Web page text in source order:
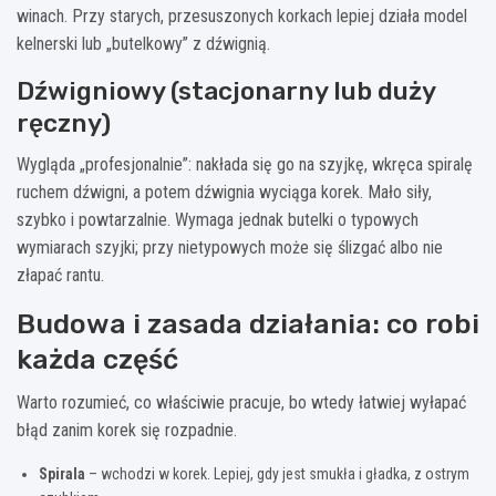
winach. Przy starych, przesuszonych korkach lepiej działa model
kelnerski lub „butelkowy” z dźwignią.
Dźwigniowy (stacjonarny lub duży
ręczny)
Wygląda „profesjonalnie”: nakłada się go na szyjkę, wkręca spiralę
ruchem dźwigni, a potem dźwignia wyciąga korek. Mało siły,
szybko i powtarzalnie. Wymaga jednak butelki o typowych
wymiarach szyjki; przy nietypowych może się ślizgać albo nie
złapać rantu.
Budowa i zasada działania: co robi
każda część
Warto rozumieć, co właściwie pracuje, bo wtedy łatwiej wyłapać
błąd zanim korek się rozpadnie.
Spirala – wchodzi w korek. Lepiej, gdy jest smukła i gładka, z ostrym